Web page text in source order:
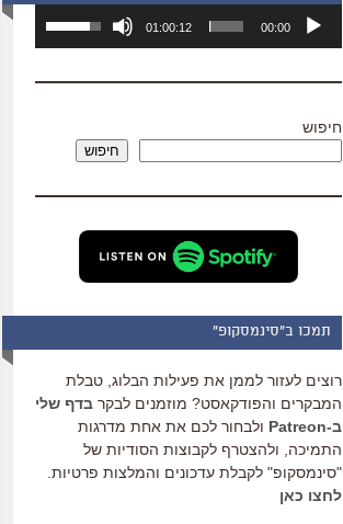
אודיו
00:00
01:00:12
השתמש
כדי
שמע.
חיפוש
חיפוש
תמכו ב"סינמסקופ"
רוצים לעזור לממן את פעילות הבלוג, טבלת
המבקרים והפודקאסט? מוזמנים לבקר בדף שלי
ב-Patreon
ולבחור לכם את אחת מדרגות
התמיכה, ולהצטרף לקבוצות הסודיות של
"סינמסקופ" לקבלת עדכונים והמלצות פרטיות.
לחצו כאן